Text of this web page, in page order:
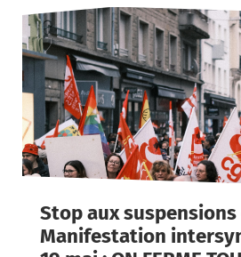
Stop aux suspensions
Manifestation